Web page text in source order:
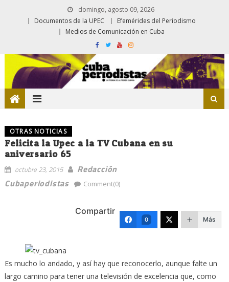
domingo, agosto 09, 2026
Documentos de la UPEC
Efemérides del Periodismo
Medios de Comunicación en Cuba
OTRAS NOTICIAS
Felicita la Upec a la TV Cubana en su
aniversario 65
octubre 23, 2015
Redacción
Cubaperiodistas
Comment(0)
Compartir
0 Más
Es mucho lo andado, y así hay que reconocerlo, aunque falte un
largo camino para tener una televisión de excelencia que, como